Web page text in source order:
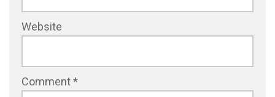
Website
Comment*